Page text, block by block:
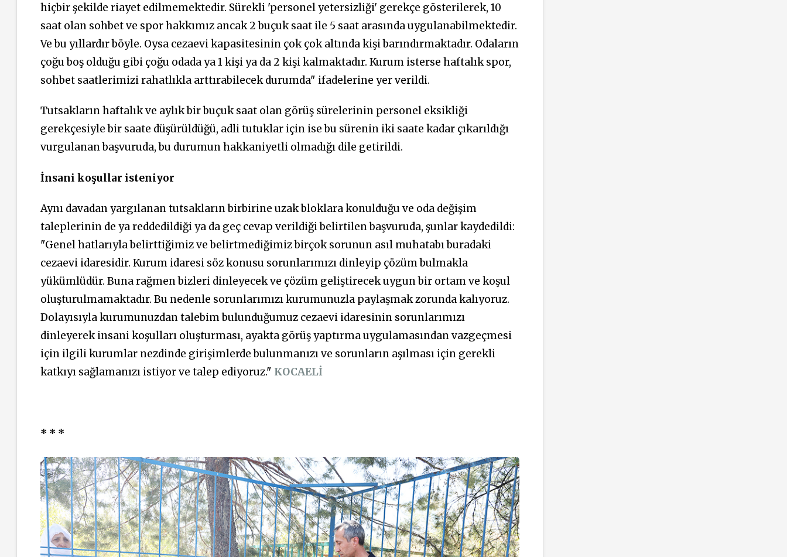
hiçbir şekilde riayet edilmemektedir. Sürekli 'personel yetersizliği' gerekçe gösterilerek, 10
saat olan sohbet ve spor hakkımız ancak 2 buçuk saat ile 5 saat arasında uygulanabilmektedir.
Ve bu yıllardır böyle. Oysa cezaevi kapasitesinin çok çok altında kişi barındırmaktadır. Odaların
çoğu boş olduğu gibi çoğu odada ya 1 kişi ya da 2 kişi kalmaktadır. Kurum isterse haftalık spor,
sohbet saatlerimizi rahatlıkla arttırabilecek durumda" ifadelerine yer verildi.
Tutsakların haftalık ve aylık bir buçuk saat olan görüş sürelerinin personel eksikliği
gerekçesiyle bir saate düşürüldüğü, adli tutuklar için ise bu sürenin iki saate kadar çıkarıldığı
vurgulanan başvuruda, bu durumun hakkaniyetli olmadığı dile getirildi.
İnsani koşullar isteniyor
Aynı davadan yargılanan tutsakların birbirine uzak bloklara konulduğu ve oda değişim
taleplerinin de ya reddedildiği ya da geç cevap verildiği belirtilen başvuruda, şunlar kaydedildi:
"Genel hatlarıyla belirttiğimiz ve belirtmediğimiz birçok sorunun asıl muhatabı buradaki
cezaevi idaresidir. Kurum idaresi söz konusu sorunlarımızı dinleyip çözüm bulmakla
yükümlüdür. Buna rağmen bizleri dinleyecek ve çözüm geliştirecek uygun bir ortam ve koşul
oluşturulmamaktadır. Bu nedenle sorunlarımızı kurumunuzla paylaşmak zorunda kalıyoruz.
Dolayısıyla kurumunuzdan talebim bulunduğumuz cezaevi idaresinin sorunlarımızı
dinleyerek insani koşulları oluşturması, ayakta görüş yaptırma uygulamasından vazgeçmesi
için ilgili kurumlar nezdinde girişimlerde bulunmanızı ve sorunların aşılması için gerekli
katkıyı sağlamanızı istiyor ve talep ediyoruz." KOCAELİ
* * *